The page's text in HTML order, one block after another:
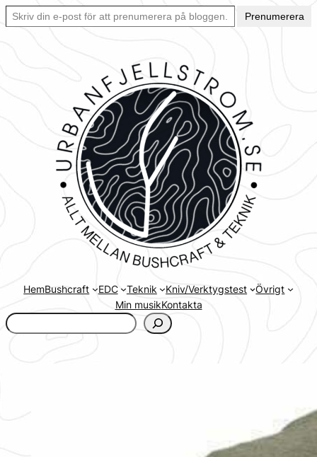
Hoppa
Skriv din e-post för att prenumerera på bloggen… Ett enkelt sätt att hålla sig uppdaterad automatiskt.
Prenumerera
HemBushcraft EDC Teknik Kniv/Verktygstest
Övrigt
Min musikKontakta
www.urbanfjellstrom.se/jamforelselistan/